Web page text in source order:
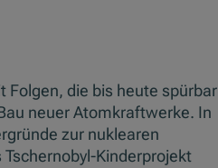
Folgen, die bis heute spürbar
neuer Atomkraftwerke. In
zur nuklearen
Kinderprojekt